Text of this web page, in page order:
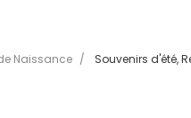
Naissance / Souvenirs d'été,